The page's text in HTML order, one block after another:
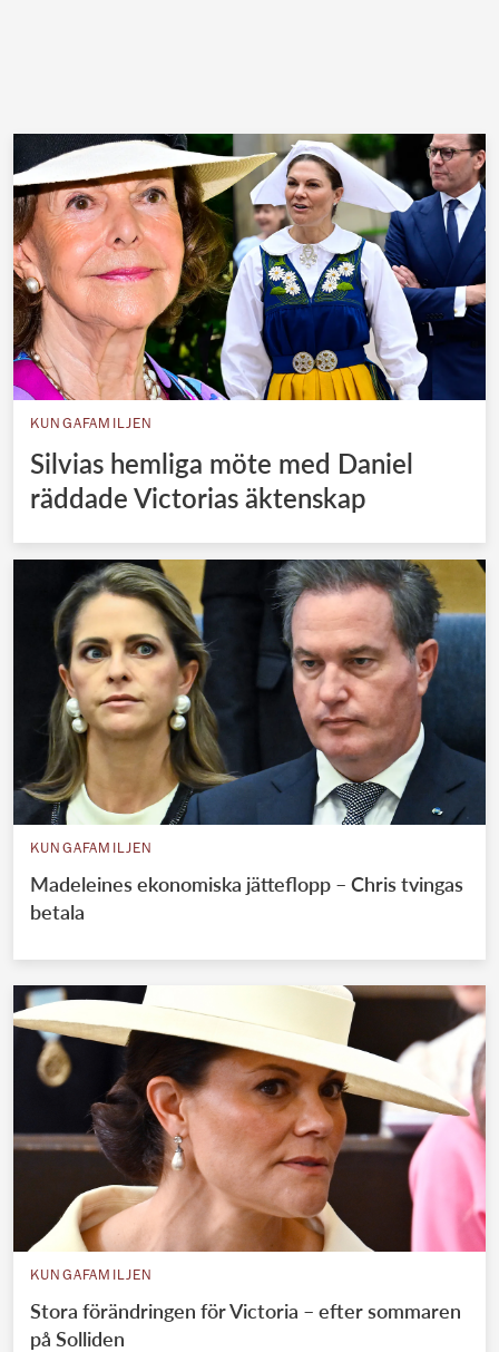
KUNGAFAMILJEN
Silvias hemliga möte med Daniel
räddade Victorias äktenskap
KUNGAFAMILJEN
Madeleines ekonomiska jätteflopp – Chris tvingas
betala
KUNGAFAMILJEN
Stora förändringen för Victoria – efter sommaren
på Solliden